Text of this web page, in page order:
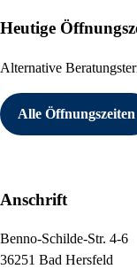
Heutige
Alternative
Alle Öffnungszeiten
Anschrift
Benno-Schilde-Str. 4-6
36251 Bad Hersfeld